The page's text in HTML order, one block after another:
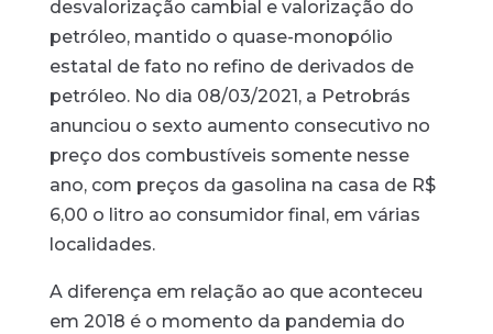
desvalorização cambial e valorização do
petróleo, mantido o quase-monopólio
estatal de fato no refino de derivados de
petróleo. No dia 08/03/2021, a Petrobrás
anunciou o sexto aumento consecutivo no
preço dos combustíveis somente nesse
ano, com preços da gasolina na casa de R$
6,00 o litro ao consumidor final, em várias
localidades.
A diferença em relação ao que aconteceu
em 2018 é o momento da pandemia do